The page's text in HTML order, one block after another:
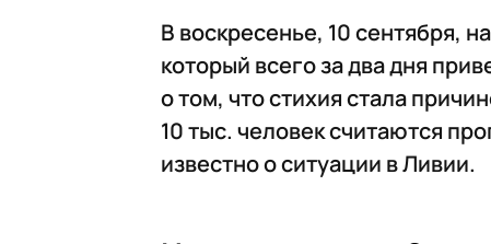
В воскресенье, 10 сентября,
который всего за два дня
о том, что стихия стала
10 тыс. человек считаются
известно о ситуации в Ливии.